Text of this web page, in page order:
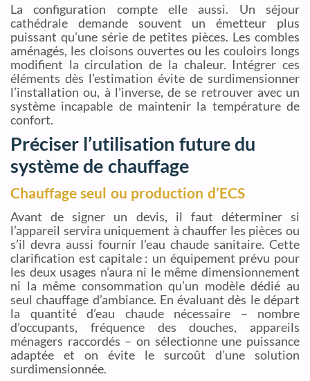
La configuration compte elle aussi. Un séjour
cathédrale demande souvent un émetteur plus
puissant qu’une série de petites pièces. Les combles
aménagés, les cloisons ouvertes ou les couloirs longs
modifient la circulation de la chaleur. Intégrer ces
éléments dès l’estimation évite de surdimensionner
l’installation ou, à l’inverse, de se retrouver avec un
système incapable de maintenir la température de
confort.
Préciser l’utilisation future du
système de chauffage
Chauffage seul ou production d’ECS
Avant de signer un devis, il faut déterminer si
l’appareil servira uniquement à chauffer les pièces ou
s’il devra aussi fournir l’eau chaude sanitaire. Cette
clarification est capitale : un équipement prévu pour
les deux usages n’aura ni le même dimensionnement
ni la même consommation qu’un modèle dédié au
seul chauffage d’ambiance. En évaluant dès le départ
la quantité d’eau chaude nécessaire – nombre
d’occupants, fréquence des douches, appareils
ménagers raccordés – on sélectionne une puissance
adaptée et on évite le surcoût d’une solution
surdimensionnée.